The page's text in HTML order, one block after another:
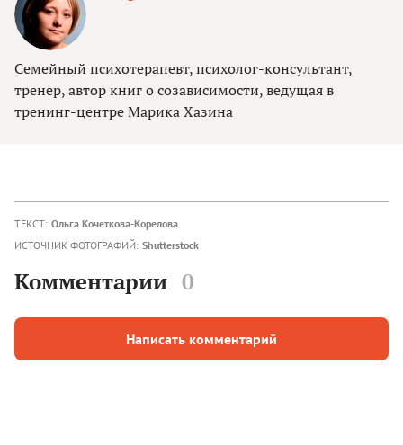
Семейный психотерапевт, психолог-консультант,
тренер, автор книг о созависимости, ведущая в
тренинг-центре Марика Хазина
ТЕКСТ: Ольга Кочеткова-Корелова
ИСТОЧНИК ФОТОГРАФИЙ: Shutterstock
Комментарии 0
Написать комментарий